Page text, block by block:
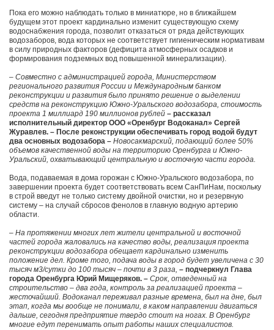
Пока его можно наблюдать только в миниатюре, но в ближайшем
будущем этот проект кардинально изменит существующую схему
водоснабжения города, позволит отказаться от ряда действующих
водозаборов, вода которых не соответствует гигиеническим нормативам
в силу природных факторов (дефицита атмосферных осадков и
формирования подземных вод повышенной минерализации).
– Совместно с администрацией города, Министерством
регионального развития России и Международным банком
реконструкции и развития было принято решение о выделении
средств на реконструкцию Южно-Уральского водозабора, стоимость
проекта 1 миллиард 190 миллионов рублей – рассказал
исполнительный директор ООО «Оренбург Водоканал» Сергей
Журавлев. – После реконструкции обеспечивать город водой будут
два основных водозабора – Новосакмарский, подающий более 50%
объемов качественной воды на территорию Оренбурга и Южно-
Уральский, охватывающий центральную и восточную части города.
Вода, подаваемая в дома горожан с Южно-Уральского водозабора, по
завершении проекта будет соответствовать всем СанПиНам, поскольку
в строй введут не только систему двойной очистки, но и резервную
систему – на случай сбросов фенолов в главную водную артерию
области.
– На протяжении многих лет жители центральной и восточной
частей города жаловались на качество воды, реализация проекта
реконструкции водозабора обещает кардинально изменить
положение дел. Кроме того, подача воды в город будет увеличена с 30
тысяч м3/сутки до 100 тысяч – почти в 3 раза, – подчеркнул Глава
города Оренбурга Юрий Мищеряков. – Срок, отведенный на
строительство – два года, контроль за реализацией проекта –
жесточайший. Водоканал переживал разные времена, был на дне, был
этап, когда мы вообще не понимали, в каком направлении двигаться
дальше, сегодня предприятие твердо стоит на ногах. В Оренбург
многие едут перенимать опыт работы наших специалистов.